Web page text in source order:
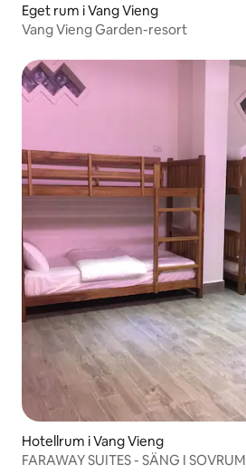
Eget rum i Vang Vieng
Vang Vieng Garden-resort
Hotellrum i Vang Vieng
FARAWAY SUITES - SÄNG I SOVRUM